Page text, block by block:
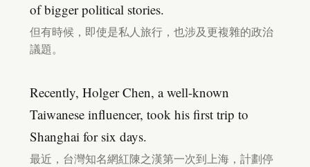
of bigger political stories.
但有時候，即使是私人旅行，也涉及更複雜的政治
議題。
Recently, Holger Chen, a well-known
Taiwanese influencer, took his first trip to
Shanghai for six days.
最近，台灣知名網紅陳之漢第一次到上海，計劃停